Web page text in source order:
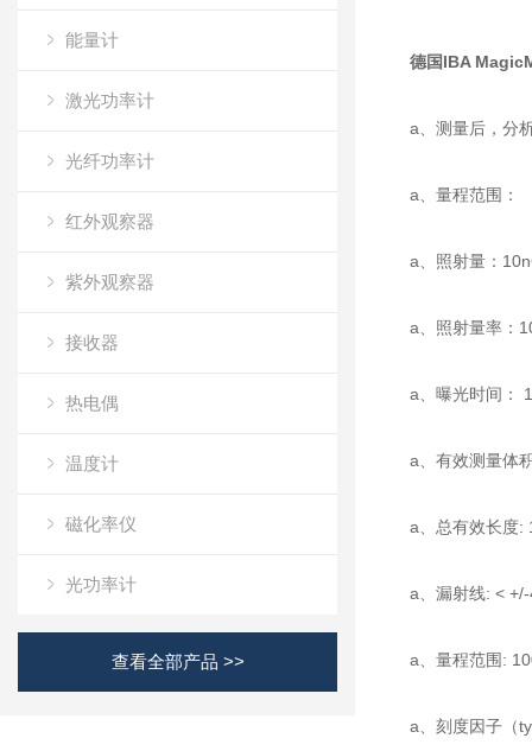
能量计
激光功率计
光纤功率计
红外观察器
紫外观察器
接收器
热电偶
温度计
磁化率仪
光功率计
查看全部产品 >>
德国IBA
a、测量后，分
a、量程范围：
a、照射量：
a、照射量率：
a、曝光时间：
a、有效测量体
a、总有效长度:
a、漏射线: <
a、量程范围:
a、刻度因子（